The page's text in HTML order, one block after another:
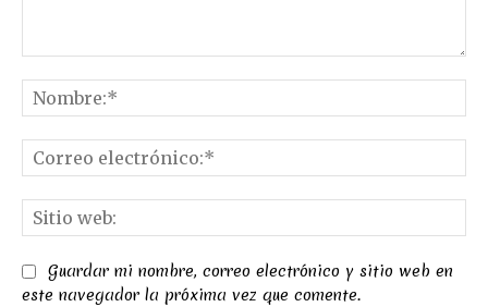
Guardar mi nombre, correo electrónico y sitio web en
este navegador la próxima vez que comente.